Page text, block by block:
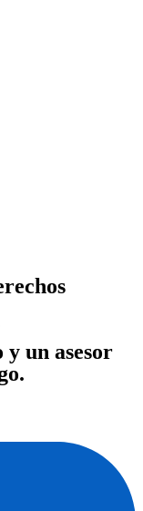
un asesor